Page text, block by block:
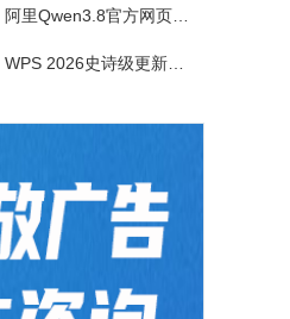
阿里Qwen3.8官方网页版入口
WPS 2026史诗级更新！重构存储管理，深度融合AI应用